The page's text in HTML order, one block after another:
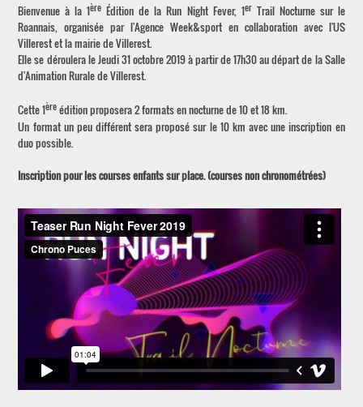
Bienvenue à la 1ère Édition de la Run Night Fever, 1erTrail Nocturne sur le
Roannais, organisée par l'Agence Week&sport en collaboration avec l'US
Villerest et la mairie de Villerest.
Elle se déroulera le Jeudi 31 octobre 2019 à partir de 17h30 au départ de la Salle
d'Animation Rurale de Villerest.
Cette 1èreédition proposera 2 formats en nocturne de 10 et 18 km.
Un format un peu différent sera proposé sur le 10 km avec une inscription en
duo possible.
Inscription pour les courses enfants sur place. (courses non chronométrées)